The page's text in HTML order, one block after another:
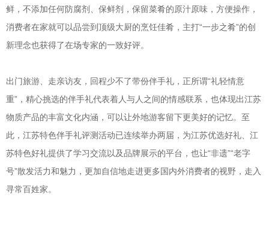
鲜，不添加任何防腐剂、保鲜剂，保留菜肴的原汁原味，方便操作，
消费者在家就可以品尝到顶级大厨的烹饪佳肴，主打“一步之肴”的创
新理念也获得了在场专家的一致好评。
出门旅游、走亲访友，回程少不了带份伴手礼，正所谓“礼轻情意
重”，精心挑选的伴手礼代表着人与人之间的情感联系，也体现出江苏
物质产品的丰富文化内涵，可以让外地游客留下更美好的记忆。至
此，江苏特色伴手礼评测活动已连续举办两届，为江苏优选好礼、江
苏特色好礼提供了学习交流以及品牌展示的平台，也让“非遗”“老字
号”散发活力和魅力，更加自信地走进更多国内外消费者的视野，走入
寻常百姓家。